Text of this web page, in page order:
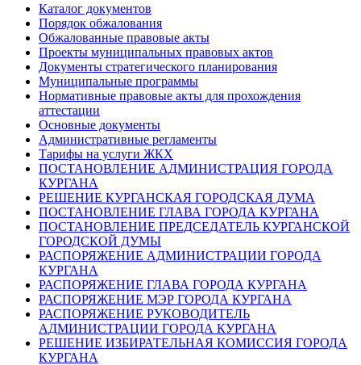
Каталог документов
Порядок обжалования
Обжалованные правовые акты
Проекты муниципальных правовых актов
Документы стратегического планирования
Муниципальные программы
Нормативные правовые акты для прохождения
аттестации
Основные документы
Административные регламенты
Тарифы на услуги ЖКХ
ПОСТАНОВЛЕНИЕ АДМИНИСТРАЦИЯ ГОРОДА
КУРГАНА
РЕШЕНИЕ КУРГАНСКАЯ ГОРОДСКАЯ ДУМА
ПОСТАНОВЛЕНИЕ ГЛАВА ГОРОДА КУРГАНА
ПОСТАНОВЛЕНИЕ ПРЕДСЕДАТЕЛЬ КУРГАНСКОЙ
ГОРОДСКОЙ ДУМЫ
РАСПОРЯЖЕНИЕ АДМИНИСТРАЦИИ ГОРОДА
КУРГАНА
РАСПОРЯЖЕНИЕ ГЛАВА ГОРОДА КУРГАНА
РАСПОРЯЖЕНИЕ МЭР ГОРОДА КУРГАНА
РАСПОРЯЖЕНИЕ РУКОВОДИТЕЛЬ
АДМИНИСТРАЦИИ ГОРОДА КУРГАНА
РЕШЕНИЕ ИЗБИРАТЕЛЬНАЯ КОМИССИЯ ГОРОДА
КУРГАНА